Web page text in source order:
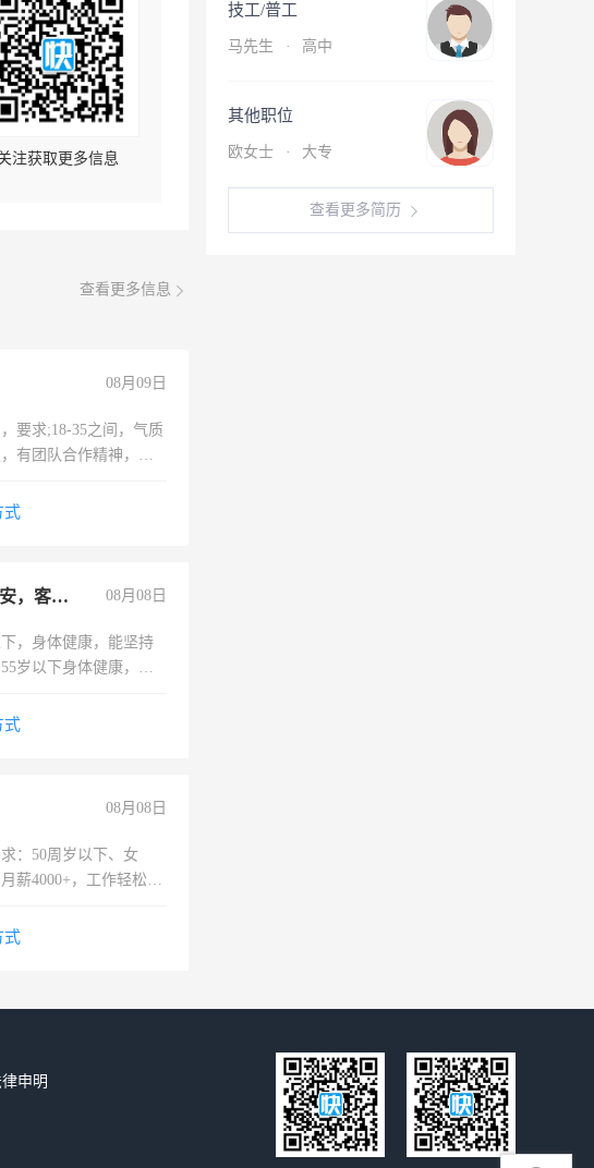
注获取更多信息
查看更多信息
08月09日
要求;18-35之间，气质
有团队合作精神，有
式
急招保洁，保安，客服，工程 08月08日
，身体健康，能坚持
岁以下身体健康，有
以下高中以上文化，
式
08月08日
：50周岁以下、女
薪4000+，工作轻松，
式
技工/普工
马先生 · 高中
其他职位
欧女士 · 大专
查看更多简历
申明